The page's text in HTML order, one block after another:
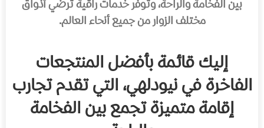
بين الفخامة والراحة، وتوفر خدمات راقية ترضي أذواق
مختلف الزوار من جميع أنحاء العالم.
إليك قائمة بأفضل المنتجعات
الفاخرة في نيودلهي، التي تقدم تجارب
إقامة متميزة تجمع بين الفخامة